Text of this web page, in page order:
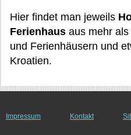
Hier findet man jeweils
Ferienhaus aus mehr
und Ferienhäusern und
Kroatien.
Impressum Kontakt